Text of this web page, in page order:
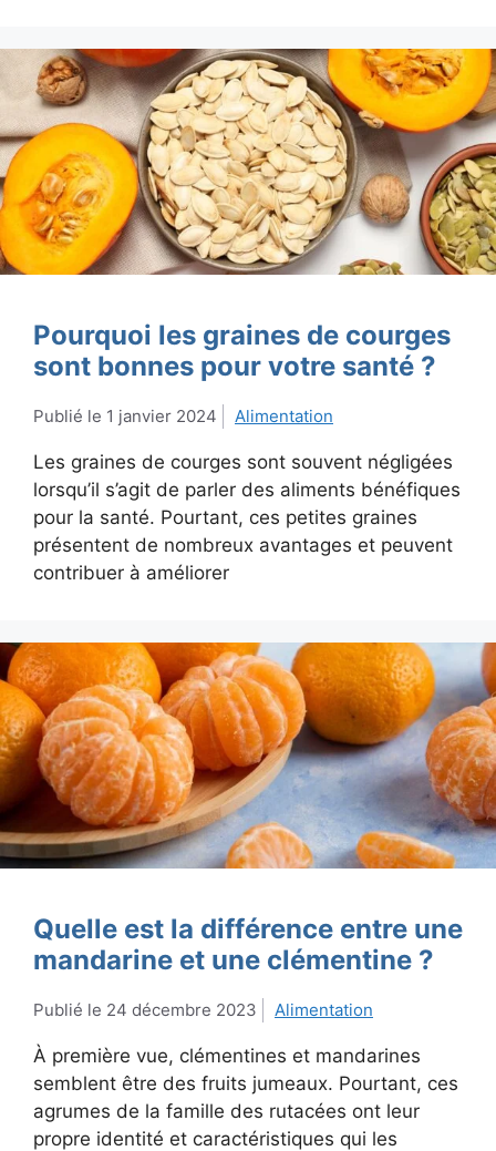
Pourquoi les graines de courges
sont bonnes pour votre santé ?
1 janvier 2024 Alimentation
Les graines de courges sont souvent négligées
lorsqu’il s’agit de parler des aliments bénéfiques
pour la santé. Pourtant, ces petites graines
présentent de nombreux avantages et peuvent
contribuer à améliorer
Quelle est la différence entre une
mandarine et une clémentine ?
24 décembre 2023 Alimentation
À première vue, clémentines et mandarines
semblent être des fruits jumeaux. Pourtant, ces
agrumes de la famille des rutacées ont leur
propre identité et caractéristiques qui les